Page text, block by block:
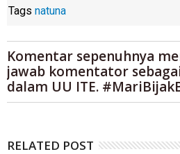
Tags natuna
Komentar sepenuhnya
jawab komentator
dalam UU ITE.
RELATED POST